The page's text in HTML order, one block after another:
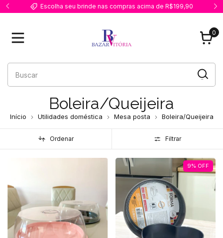
Escolha seu brinde nas compras acima de R$199,90
0
Boleira/Queijeira
Início Utilidades doméstica Mesa posta Boleira/Queijeira
Ordenar Filtrar
9% OFF